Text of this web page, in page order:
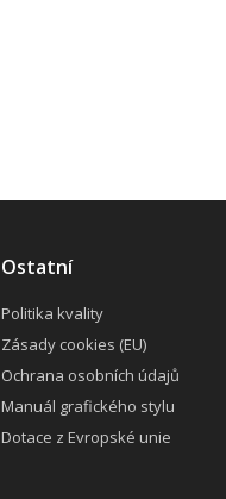
Ostatní
Politika kvality
Zásady cookies (EU)
Ochrana osobních údajů
Manuál grafického stylu
Dotace z Evropské unie